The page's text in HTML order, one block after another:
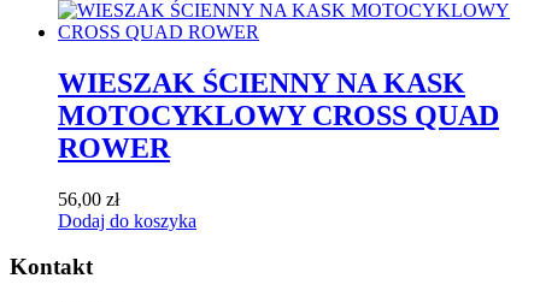
WIESZAK ŚCIENNY NA KASK
MOTOCYKLOWY CROSS QUAD
ROWER
56,00 zł
Dodaj do koszyka
Kontakt